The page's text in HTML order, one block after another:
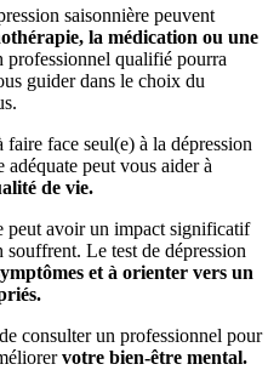
saisonnière peuvent
la médication ou une
professionnel qualifié pourra
guider dans le choix du
faire face seul(e) à la dépression
adéquate peut vous aider à
de vie.
peut avoir un impact significatif
Le test de dépression
et à orienter vers un
consulter un professionnel pour
votre bien-être mental.